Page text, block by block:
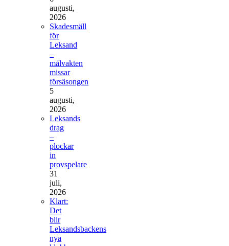
augusti,
2026
Skadesmäll
för
Leksand
–
målvakten
missar
försäsongen
5
augusti,
2026
Leksands
drag
–
plockar
in
provspelare
31
juli,
2026
Klart:
Det
blir
Leksandsbackens
nya